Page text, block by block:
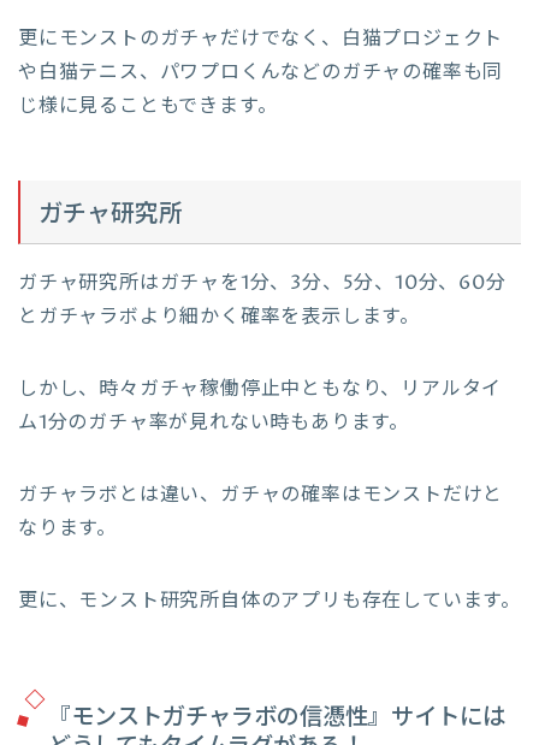
更にモンストのガチャだけでなく、白猫プロジェクト
や白猫テニス、パワプロくんなどのガチャの確率も同
じ様に見ることもできます。
ガチャ研究所
ガチャ研究所はガチャを1分、3分、5分、10分、60分
とガチャラボより細かく確率を表示します。
しかし、時々ガチャ稼働停止中ともなり、リアルタイ
ム1分のガチャ率が見れない時もあります。
ガチャラボとは違い、ガチャの確率はモンストだけと
なります。
更に、モンスト研究所自体のアプリも存在しています。
『モンストガチャラボの信憑性』サイトには